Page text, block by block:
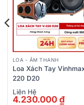
LOA - ÂM THANH
Loa Xách Tay
220 D20
4.230.000₫
Liên Hệ